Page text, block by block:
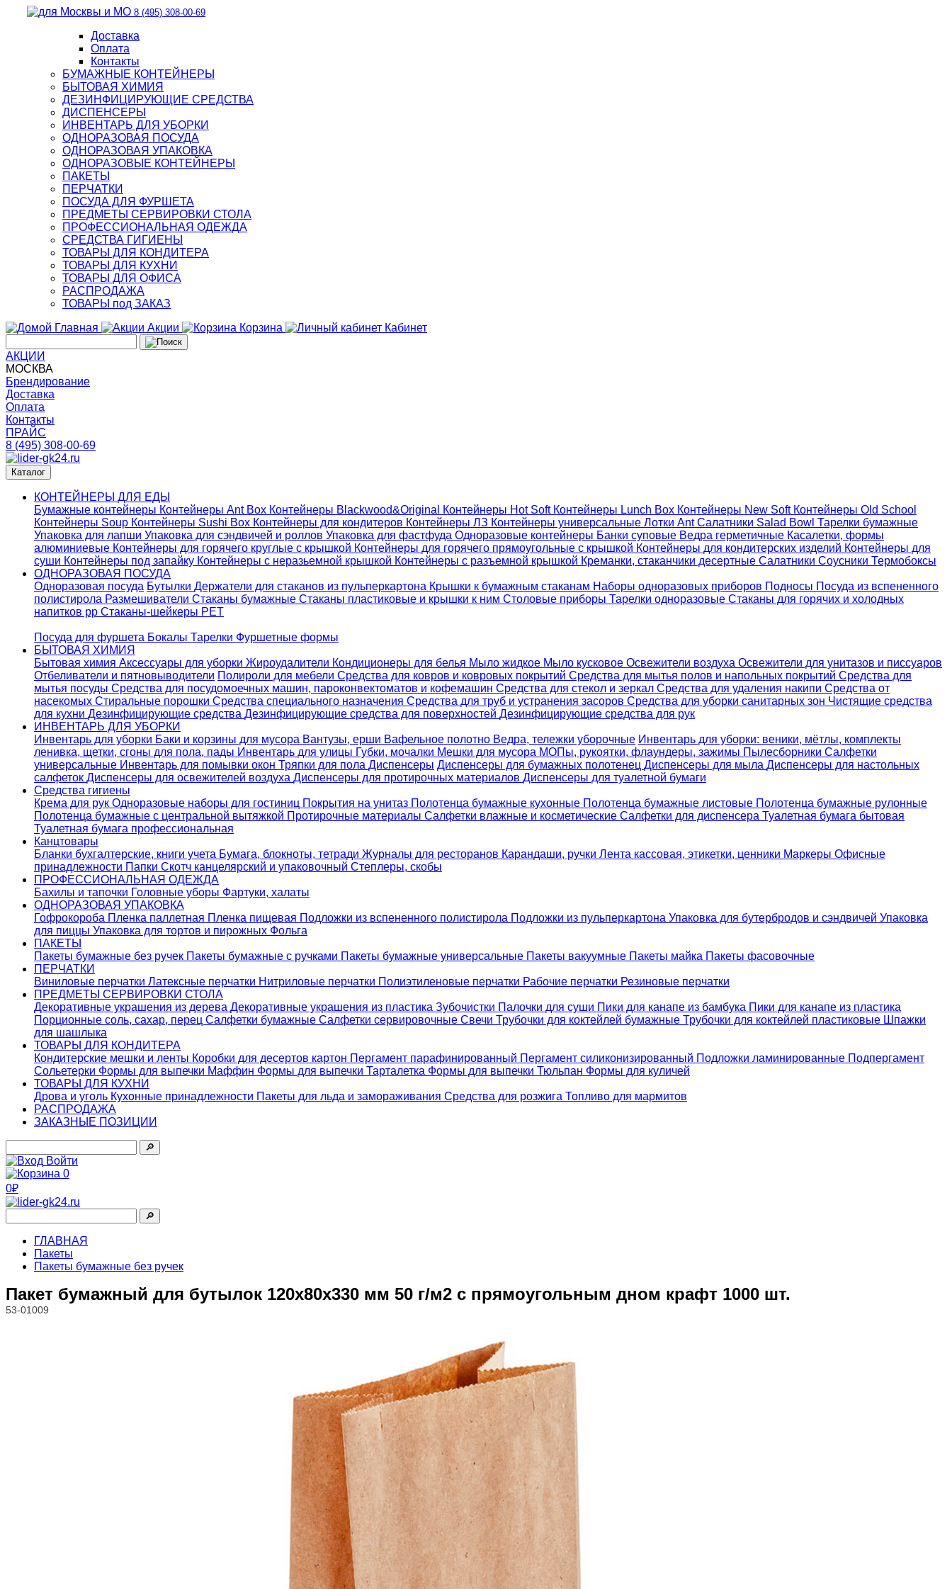
8 (495) 308-00-69
Доставка
Оплата
Контакты
БУМАЖНЫЕ КОНТЕЙНЕРЫ
БЫТОВАЯ ХИМИЯ
ДЕЗИНФИЦИРУЮЩИЕ СРЕДСТВА
ДИСПЕНСЕРЫ
ИНВЕНТАРЬ ДЛЯ УБОРКИ
ОДНОРАЗОВАЯ ПОСУДА
ОДНОРАЗОВАЯ УПАКОВКА
ОДНОРАЗОВЫЕ КОНТЕЙНЕРЫ
ПАКЕТЫ
ПЕРЧАТКИ
ПОСУДА ДЛЯ ФУРШЕТА
ПРЕДМЕТЫ СЕРВИРОВКИ СТОЛА
ПРОФЕССИОНАЛЬНАЯ ОДЕЖДА
СРЕДСТВА ГИГИЕНЫ
ТОВАРЫ ДЛЯ КОНДИТЕРА
ТОВАРЫ ДЛЯ КУХНИ
ТОВАРЫ ДЛЯ ОФИСА
РАСПРОДАЖА
ТОВАРЫ под ЗАКАЗ
Главная
Акции Корзина Кабинет
АКЦИИ
МОСКВА
Брендирование
Доставка
Оплата
Контакты
ПРАЙС
8 (495) 308-00-69
Каталог
КОНТЕЙНЕРЫ ДЛЯ ЕДЫ
Бумажные контейнеры Контейнеры Ant Box Контейнеры Blackwood&Original Контейнеры Hot Soft Контейнеры Lunch Box Контейнеры New Soft Контейнеры Old School
Контейнеры Soup Контейнеры Sushi Box Контейнеры для кондитеров Контейнеры ЛЗ Контейнеры универсальные Лотки AntСалатники Salad Bowl Тарелки бумажные
Упаковка для лапши Упаковка для сэндвичей и роллов Упаковка для фастфуда Одноразовые контейнеры Банки суповые Ведра герметичные Касалетки, формы
алюминиевые Контейнеры для горячего круглые с крышкой Контейнеры для горячего прямоугольные с крышкой Контейнеры для кондитерских изделий Контейнеры для
суши Контейнеры под запайку Контейнеры с неразьемной крышкой Контейнеры с разъемной крышкой Креманки, стаканчики десертные Салатники Соусники Термобоксы
ОДНОРАЗОВАЯ ПОСУДА
Одноразовая посуда Бутылки Держатели для стаканов из пульперкартона Крышки к бумажным стаканам Наборы одноразовых приборов Подносы Посуда из вспененного
полистирола Размешиватели Стаканы бумажные Стаканы пластиковые и крышки к ним Столовые приборы Тарелки одноразовые Стаканы для горячих и холодных
напитков pp Стаканы-шейкеры PET
Посуда для фуршета Бокалы Тарелки Фуршетные формы
БЫТОВАЯ ХИМИЯ
Бытовая химия Аксессуары для уборки Жироудалители Кондиционеры для белья Мыло жидкое Мыло кусковое Освежители воздуха Освежители для унитазов и писсуаров
Отбеливатели и пятновыводители Полироли для мебели Средства для ковров и ковровых покрытий Средства для мытья полов и напольных покрытий Средства для
мытья посуды Средства для посудомоечных машин, пароконвектоматов и кофемашин Средства для стекол и зеркал Средства для удаления накипи Средства от
насекомых Стиральные порошки Cредства специального назначения Средства для труб и устранения засоров Средства для уборки санитарных зон Чистящие средства
для кухни Дезинфицирующие средства Дезинфицирующие средства для поверхностей Дезинфицирующие средства для рук
ИНВЕНТАРЬ ДЛЯ УБОРКИ
Инвентарь для уборки Баки и корзины для мусора Вантузы, ерши Вафельное полотно Ведра, тележки уборочные Инвентарь для уборки: веники, мётлы, комплекты
ленивка, щетки, сгоны для пола, пады Инвентарь для улицы Губки, мочалки Мешки для мусора МОПы, рукоятки, флаундеры, зажимы Пылесборники Салфетки
универсальные Инвентарь для помывки окон Тряпки для пола Диспенсеры Диспенсеры для бумажных полотенец Диспенсеры для мыла Диспенсеры для настольных
салфеток Диспенсеры для освежителей воздуха Диспенсеры для протирочных материалов Диспенсеры для туалетной бумаги
Средства гигиены
Крема для рук Одноразовые наборы для гостиниц Покрытия на унитаз Полотенца бумажные кухонные Полотенца бумажные листовые Полотенца бумажные рулонные
Полотенца бумажные с центральной вытяжкой Протирочные материалы Салфетки влажные и косметические Салфетки для диспенсера Туалетная бумага бытовая
Туалетная бумага профессиональная
Канцтовары
Бланки бухгалтерские, книги учета Бумага, блокноты, тетради Журналы для ресторанов Карандаши, ручки Лента кассовая, этикетки, ценники Маркеры Офисные
принадлежности Папки Скотч канцелярский и упаковочный Степлеры, скобы
ПРОФЕССИОНАЛЬНАЯ ОДЕЖДА
Бахилы и тапочки Головные уборы Фартуки, халаты
ОДНОРАЗОВАЯ УПАКОВКА
Гофрокороба Пленка паллетная Пленка пищевая Подложки из вспененного полистирола Подложки из пульперкартона Упаковка для бутербродов и сэндвичей Упаковка
для пиццы Упаковка для тортов и пирожных Фольга
ПАКЕТЫ
Пакеты бумажные без ручек Пакеты бумажные с ручками Пакеты бумажные универсальные Пакеты вакуумные Пакеты майка Пакеты фасовочные
ПЕРЧАТКИ
Виниловые перчатки Латексные перчатки Нитриловые перчатки Полиэтиленовые перчатки Рабочие перчатки Резиновые перчатки
ПРЕДМЕТЫ СЕРВИРОВКИ СТОЛА
Декоративные украшения из дерева Декоративные украшения из пластика Зубочистки Палочки для суши Пики для канапе из бамбука Пики для канапе из пластика
Порционные соль, сахар, перец Салфетки бумажные Салфетки сервировочные Свечи Трубочки для коктейлей бумажные Трубочки для коктейлей пластиковые Шпажки
для шашлыка
ТОВАРЫ ДЛЯ КОНДИТЕРА
Кондитерские мешки и ленты Коробки для десертов картон Пергамент парафинированный Пергамент силиконизированный Подложки ламинированные Подпергамент
Сольетерки Формы для выпечки Маффин Формы для выпечки Тарталетка Формы для выпечки Тюльпан Формы для куличей
ТОВАРЫ ДЛЯ КУХНИ
Дрова и уголь Кухонные принадлежности Пакеты для льда и замораживания Средства для розжига Топливо для мармитов
РАСПРОДАЖА
ЗАКАЗНЫЕ ПОЗИЦИИ
🔎︎
Войти
0
0₽
🔎︎
ГЛАВНАЯ
Пакеты
Пакеты бумажные без ручек
Пакет бумажный для бутылок 120х80х330 мм 50 г/м2 с прямоугольным дном крафт 1000 шт.
53-01009